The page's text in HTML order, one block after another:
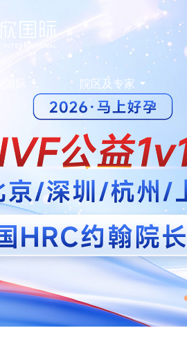
院区及专家